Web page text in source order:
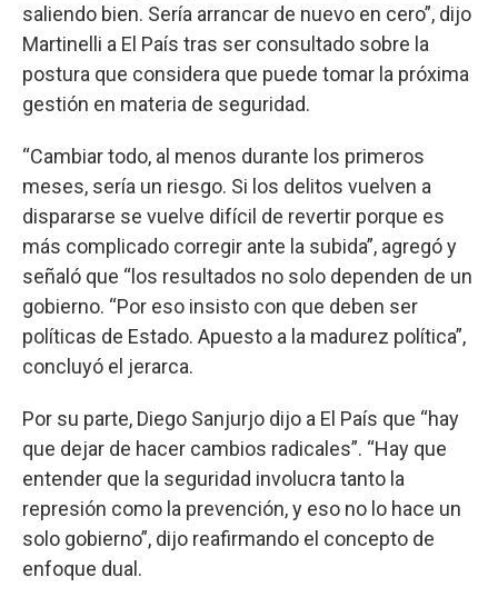
saliendo bien. Sería arrancar de nuevo en cero”, dijo
Martinelli a El País tras ser consultado sobre la
postura que considera que puede tomar la próxima
gestión en materia de seguridad.
“Cambiar todo, al menos durante los primeros
meses, sería un riesgo. Si los delitos vuelven a
dispararse se vuelve difícil de revertir porque es
más complicado corregir ante la subida”, agregó y
señaló que “los resultados no solo dependen de un
gobierno. “Por eso insisto con que deben ser
políticas de Estado. Apuesto a la madurez política”,
concluyó el jerarca.
Por su parte, Diego Sanjurjo dijo a El País que “hay
que dejar de hacer cambios radicales”. “Hay que
entender que la seguridad involucra tanto la
represión como la prevención, y eso no lo hace un
solo gobierno”, dijo reafirmando el concepto de
enfoque dual.